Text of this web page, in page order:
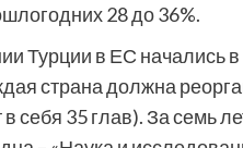
28 до 36%.
Турции в ЕС начались
страна должна
себя 35 глав). За семь